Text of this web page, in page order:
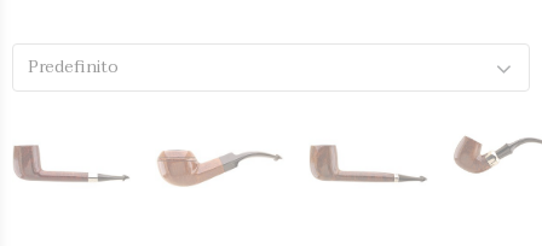
Predefinito